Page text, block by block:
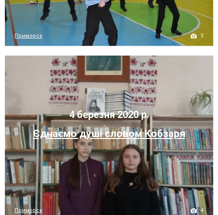
Приморск 5
4 березня 2020 р.
Єднаємо душі словом Кобзаря
Приморск 4